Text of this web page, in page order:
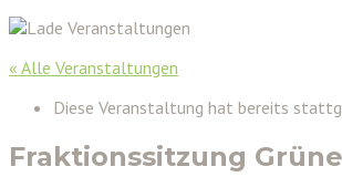
« Alle Veranstaltungen
Diese Veranstaltung hat bereits
Fraktionssitzung